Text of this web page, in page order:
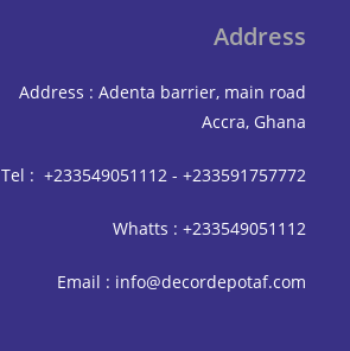
Address
Address : Adenta barrier, main road
Accra, Ghana
Tel : +233549051112 - +233591757772
Whatts : +233549051112
Email : info@decordepotaf.com